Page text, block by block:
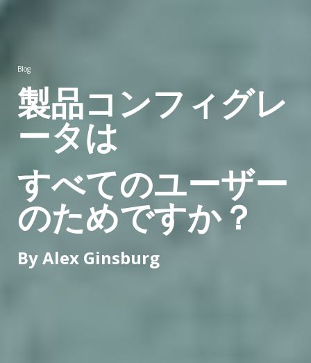
Blog
製品コンフィグレ
ータは
すべてのユーザー
のためですか？
By Alex Ginsburg